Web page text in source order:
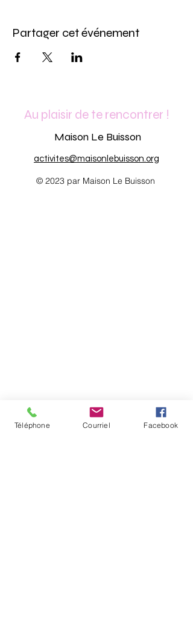
Partager cet événement
Au plaisir de te rencontrer !
Maison Le Buisson
activites@maisonlebuisson.org
© 2023 par Maison Le Buisson
Téléphone Courriel Facebook